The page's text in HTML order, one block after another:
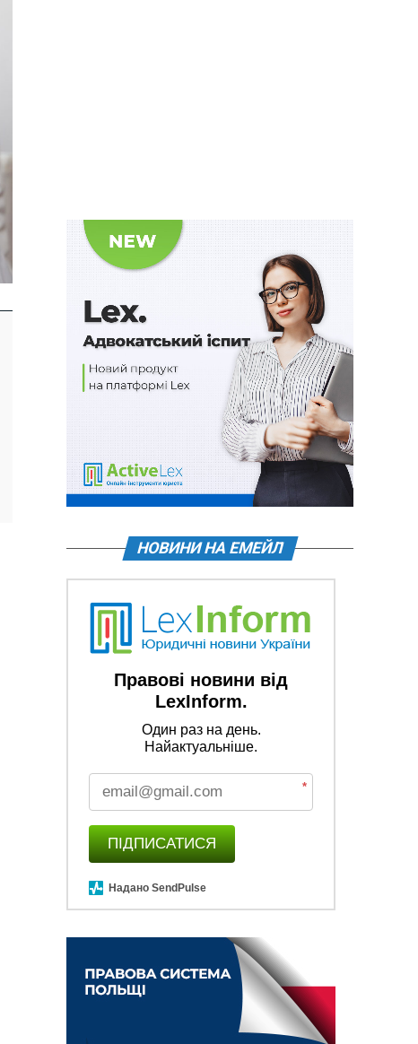
НОВИНИ НА ЕМЕЙЛ
Правові новини від
LexInform.
Один раз на день.
Найактуальніше.
*
ПІДПИСАТИСЯ
Надано SendPulse